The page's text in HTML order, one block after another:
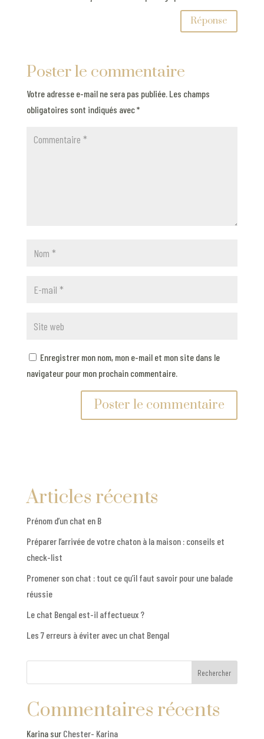
Réponse
Poster le commentaire
Votre adresse e-mail ne sera pas publiée. Les champs
obligatoires sont indiqués avec*
Enregistrer mon nom, mon e-mail et mon site dans le
navigateur pour mon prochain commentaire.
Articles récents
Prénom d’un chat en B
Préparer l’arrivée de votre chaton à la maison : conseils et
check-list
Promener son chat : tout ce qu’il faut savoir pour une balade
réussie
Le chat Bengal est-il affectueux ?
Les 7 erreurs à éviter avec un chat Bengal
Rechercher
Commentaires récents
Karinasur Chester- Karina